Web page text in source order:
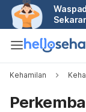
Kehamilan